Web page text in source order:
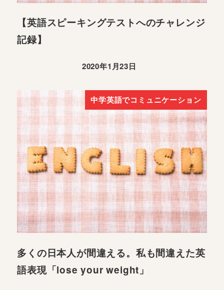
【英語スピーキングテストへのチャレンジ
記録】
2020年1月23日
中学英語でコミュニケーション
多くの日本人が間違える。私も間違えた英
語表現「lose your weight」